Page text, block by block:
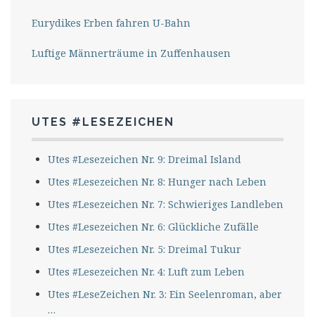
Eurydikes Erben fahren U-Bahn
Luftige Männerträume in Zuffenhausen
UTES #LESEZEICHEN
Utes #Lesezeichen Nr. 9: Dreimal Island
Utes #Lesezeichen Nr. 8: Hunger nach Leben
Utes #Lesezeichen Nr. 7: Schwieriges Landleben
Utes #Lesezeichen Nr. 6: Glückliche Zufälle
Utes #Lesezeichen Nr. 5: Dreimal Tukur
Utes #Lesezeichen Nr. 4: Luft zum Leben
Utes #LeseZeichen Nr. 3: Ein Seelenroman, aber
…